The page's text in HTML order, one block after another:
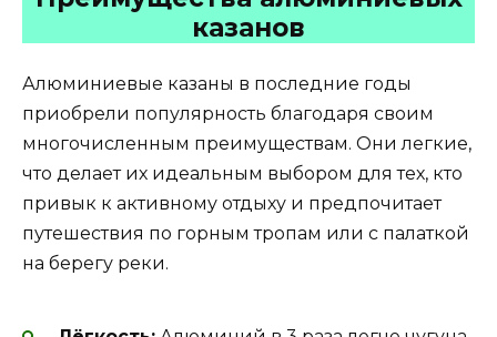
казанов
Алюминиевые казаны в последние годы
приобрели популярность благодаря своим
многочисленным преимуществам. Они легкие,
что делает их идеальным выбором для тех, кто
привык к активному отдыху и предпочитает
путешествия по горным тропам или с палаткой
на берегу реки.